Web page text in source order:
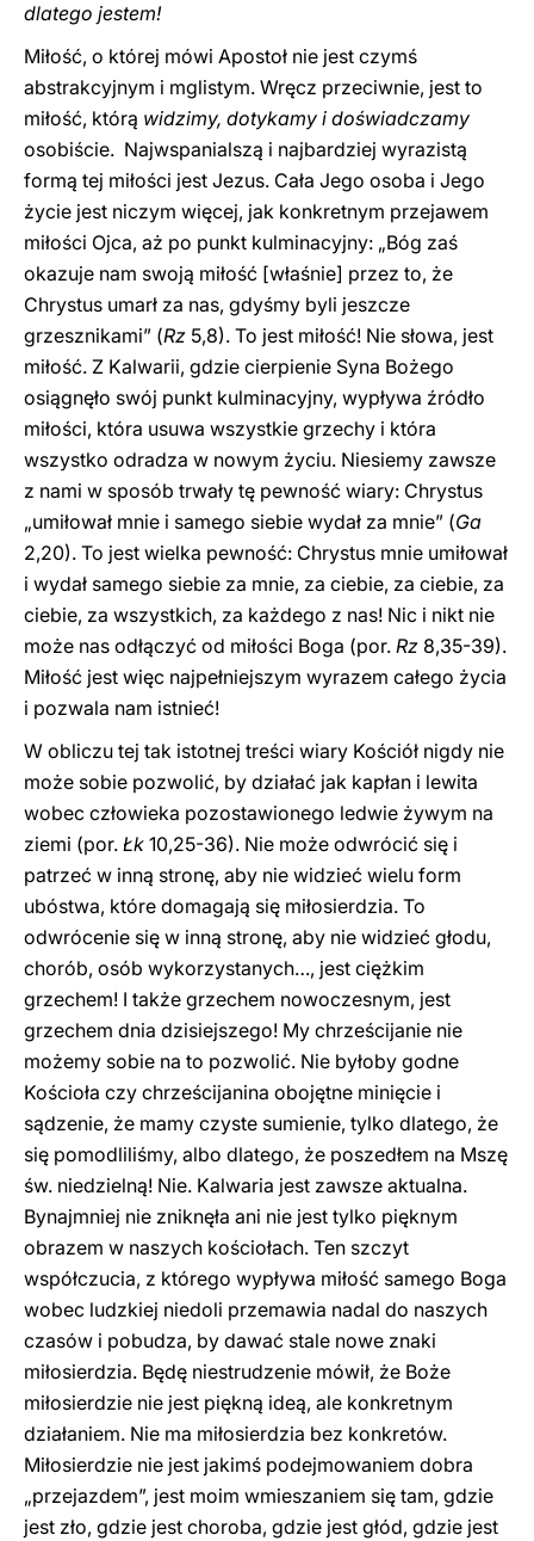
dlatego jestem!
Miłość, o której mówi Apostoł nie jest czymś
abstrakcyjnym i mglistym. Wręcz przeciwnie, jest to
miłość, którą widzimy, dotykamy i doświadczamy
osobiście. Najwspanialszą i najbardziej wyrazistą
formą tej miłości jest Jezus. Cała Jego osoba i Jego
życie jest niczym więcej, jak konkretnym przejawem
miłości Ojca, aż po punkt kulminacyjny: „Bóg zaś
okazuje nam swoją miłość [właśnie] przez to, że
Chrystus umarł za nas, gdyśmy byli jeszcze
grzesznikami” (Rz 5,8). To jest miłość! Nie słowa, jest
miłość. Z Kalwarii, gdzie cierpienie Syna Bożego
osiągnęło swój punkt kulminacyjny, wypływa źródło
miłości, która usuwa wszystkie grzechy i która
wszystko odradza w nowym życiu. Niesiemy zawsze
z nami w sposób trwały tę pewność wiary: Chrystus
„umiłował mnie i samego siebie wydał za mnie” (Ga
2,20). To jest wielka pewność: Chrystus mnie umiłował
i wydał samego siebie za mnie, za ciebie, za ciebie, za
ciebie, za wszystkich, za każdego z nas! Nic i nikt nie
może nas odłączyć od miłości Boga (por. Rz 8,35-39).
Miłość jest więc najpełniejszym wyrazem całego życia
i pozwala nam istnieć!
W obliczu tej tak istotnej treści wiary Kościół nigdy nie
może sobie pozwolić, by działać jak kapłan i lewita
wobec człowieka pozostawionego ledwie żywym na
ziemi (por. Łk 10,25-36). Nie może odwrócić się i
patrzeć w inną stronę, aby nie widzieć wielu form
ubóstwa, które domagają się miłosierdzia. To
odwrócenie się w inną stronę, aby nie widzieć głodu,
chorób, osób wykorzystanych…, jest ciężkim
grzechem! I także grzechem nowoczesnym, jest
grzechem dnia dzisiejszego! My chrześcijanie nie
możemy sobie na to pozwolić. Nie byłoby godne
Kościoła czy chrześcijanina obojętne minięcie i
sądzenie, że mamy czyste sumienie, tylko dlatego, że
się pomodliliśmy, albo dlatego, że poszedłem na Mszę
św. niedzielną! Nie. Kalwaria jest zawsze aktualna.
Bynajmniej nie zniknęła ani nie jest tylko pięknym
obrazem w naszych kościołach. Ten szczyt
współczucia, z którego wypływa miłość samego Boga
wobec ludzkiej niedoli przemawia nadal do naszych
czasów i pobudza, by dawać stale nowe znaki
miłosierdzia. Będę niestrudzenie mówił, że Boże
miłosierdzie nie jest piękną ideą, ale konkretnym
działaniem. Nie ma miłosierdzia bez konkretów.
Miłosierdzie nie jest jakimś podejmowaniem dobra
„przejazdem”, jest moim wmieszaniem się tam, gdzie
jest zło, gdzie jest choroba, gdzie jest głód, gdzie jest